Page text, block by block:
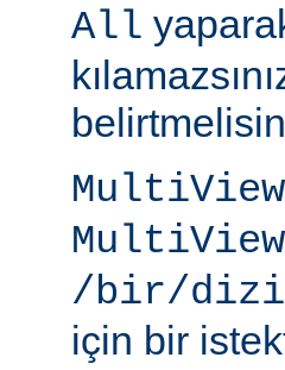
All
/bir/
için bir